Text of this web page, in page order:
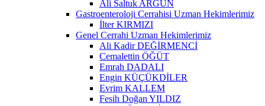
Ali Saltuk ARGÜN
Gastroenteroloji Cerrahisi Uzman Hekimlerimiz
İlter KIRMIZI
Genel Cerrahi Uzman Hekimlerimiz
Ali Kadir DEĞİRMENCİ
Cemalettin ÖĞÜT
Emrah DADALI
Engin KÜÇÜKDİLER
Evrim KALLEM
Fesih Doğan YILDIZ